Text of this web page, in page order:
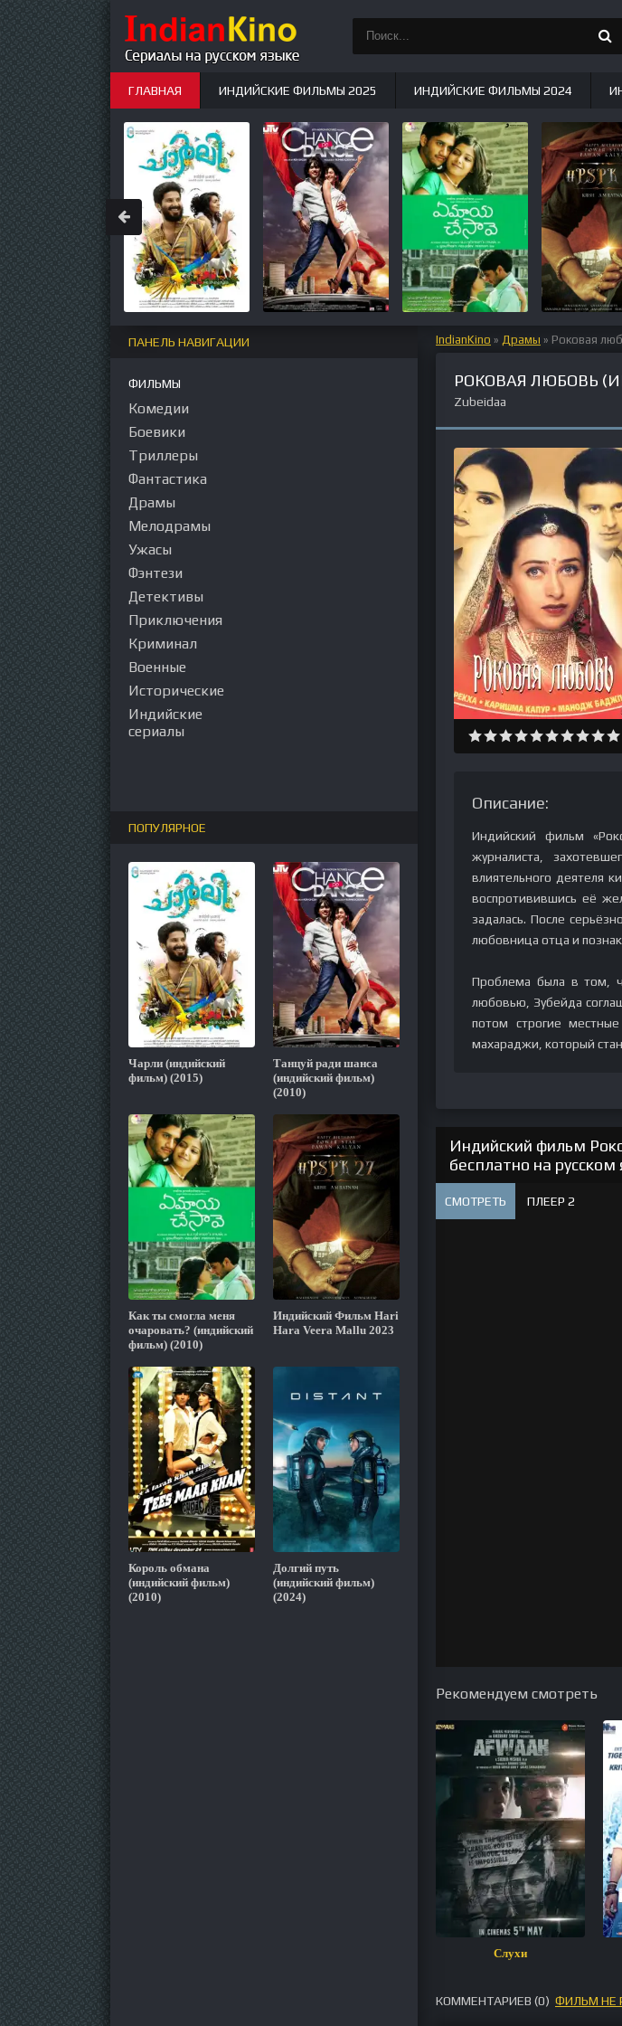
IndianKino » Драмы » Роковая
РОКОВАЯ ЛЮБОВЬ
Zubeidaa
Описание:
Индийский фильм
журналиста,
влиятельного деятеля
воспротивившись её
задалась. После
любовница отца и
Проблема была в том,
любовью, Зубейда
потом строгие
махараджи, который
Индийский фильм
бесплатно на русском
СМОТРЕТЬ ПЛЕЕР 2
Рекомендуем смотреть
Слухи
КОММЕНТАРИЕВ (0) ФИЛЬМ НЕ
ПАНЕЛЬ НАВИГАЦИИ
ФИЛЬМЫ
Комедии
Боевики
Триллеры
Фантастика
Драмы
Мелодрамы
Ужасы
Фэнтези
Детективы
Приключения
Криминал
Военные
Исторические
Индийские
сериалы
ПОПУЛЯРНОЕ
Чарли (индийский
фильм) (2015)
Танцуй ради шанса
(индийский фильм)
(2010)
Как ты смогла меня
очаровать? (индийский
фильм) (2010)
Индийский Фильм Hari
Hara Veera Mallu 2023
Король обмана
(индийский фильм)
(2010)
Долгий путь
(индийский фильм)
(2024)
ГЛАВНАЯ ИНДИЙСКИЕ ФИЛЬМЫ 2025 ИНДИЙСКИЕ ФИЛЬМЫ 2024
ИНДИЙСКИЕ СЕРИАЛЫ НОВЫЕ